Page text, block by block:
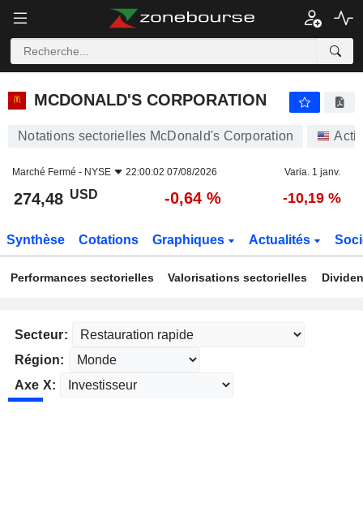
MCDONALD'S CORPORATION
Notations sectorielles McDonald's Corporation
Marché Fermé - NYSE 22:00:02 07/08/2026 Varia. 1 janv.
274,48 USD -0,64 % -10,19 %
Synthèse Cotations Graphiques Actualités
Performances sectorielles Valorisations sectorielles
Secteur:
Région:
Axe X: